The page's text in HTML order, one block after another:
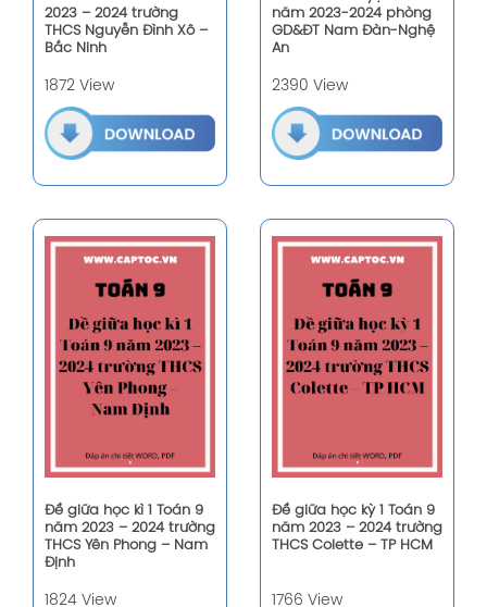
2023 – 2024 trường
THCS Nguyễn Đình Xô –
Bắc Ninh
1872 View
năm 2023-2024 phòng
GD&ĐT Nam Đàn-Nghệ
An
2390 View
Đề giữa học kì 1 Toán 9
năm 2023 – 2024 trường
THCS Yên Phong – Nam
Định
1824 View
Đề giữa học kỳ 1 Toán 9
năm 2023 – 2024 trường
THCS Colette – TP HCM
1766 View